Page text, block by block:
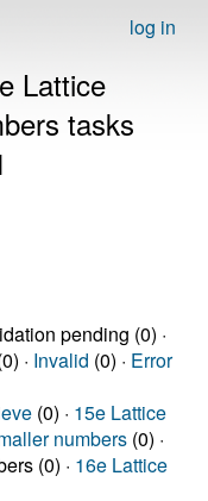
log in
Lattice
tasks
pending (0) ·
· Invalid (0) · Error
(0) · 15e Lattice
numbers (0) ·
(0) · 16e Lattice